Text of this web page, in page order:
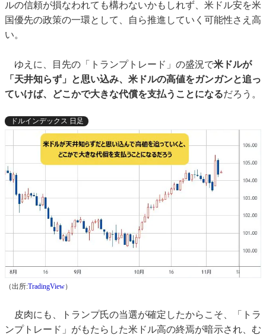
ルの信頼が損なわれても構わないかもしれず、米ドル安を米
国優先の政策の一環として、自ら推進していく可能性さえ高
い。
ゆえに、目先の「トランプトレード」の盛況で米ドルが
「天井知らず」と思い込み、米ドルの高値をガンガンと追っ
ていけば、どこかで大きな代償を支払うことになるだろう。
ドルインデックス 日足
（出所:TradingView）
皮肉にも、トランプ氏の当選が確定したからこそ、「トラ
ンプトレード」がもたらした米ドル高の終焉が暗示され、む